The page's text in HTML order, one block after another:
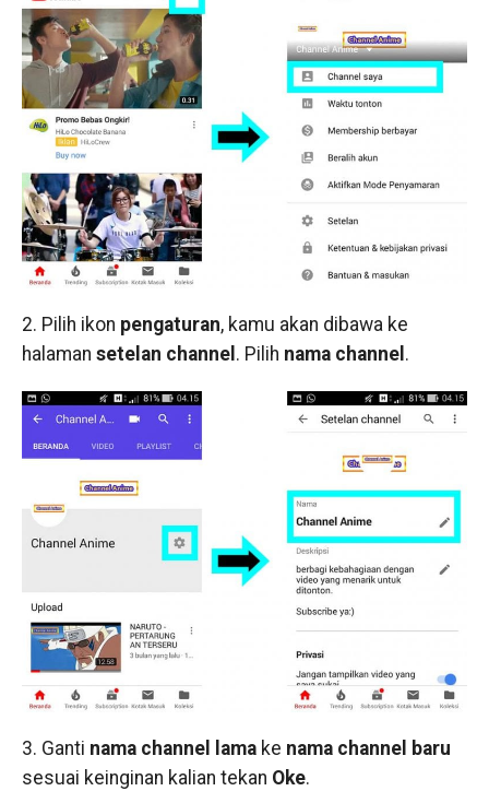
2. Pilih ikon pengaturan, kamu akan dibawa ke
halaman setelan channel . Pilih nama channel .
3. Ganti nama channel lama ke nama channel baru
sesuai keinginan kalian tekan Oke.